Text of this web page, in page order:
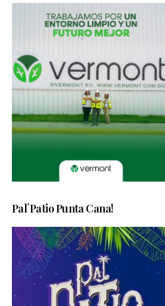
Pal´Patio Punta Cana!